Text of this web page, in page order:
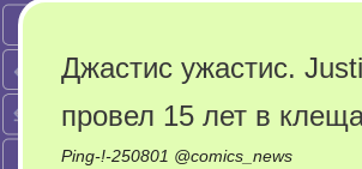
Джастис ужастис.
провел 15 лет в
Ping-!-250801 @comics_news